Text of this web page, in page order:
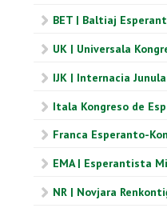
BET | Baltiaj
UK | Universala
IJK | Internacia
Itala Kongreso de
Franca Esperanto-
EMA | Esperantista
NR | Novjara